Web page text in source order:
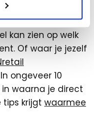
de handigehandige
kan zien op welk
Of waar je jezelf
ongeveer 10
waarna je direct
krijgt waarmee